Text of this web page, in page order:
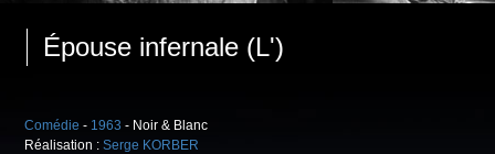
Épouse infernale (L')
Comédie - 1963 - Noir & Blanc
Réalisation : Serge KORBER